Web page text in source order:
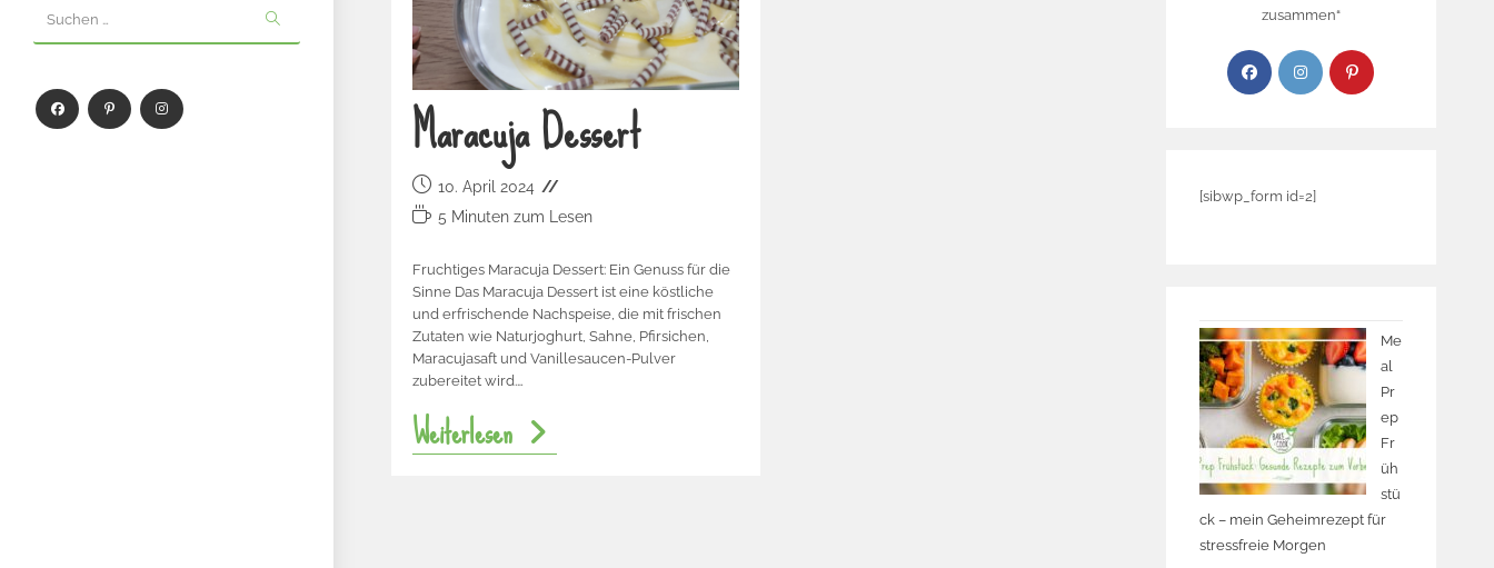
Suchen …
Maracuja Dessert
10. April 2024
5 Minuten zum Lesen
Fruchtiges Maracuja Dessert: Ein Genuss für die
Sinne Das Maracuja Dessert ist eine köstliche
und erfrischende Nachspeise, die mit frischen
Zutaten wie Naturjoghurt, Sahne, Pfirsichen,
Maracujasaft und Vanillesaucen-Pulver
zubereitet wird.…
Weiterlesen
zusammen“
[sibwp_form id=2]
Me
al
Pr
ep
Fr
üh
stü
ck – mein Geheimrezept für
stressfreie Morgen